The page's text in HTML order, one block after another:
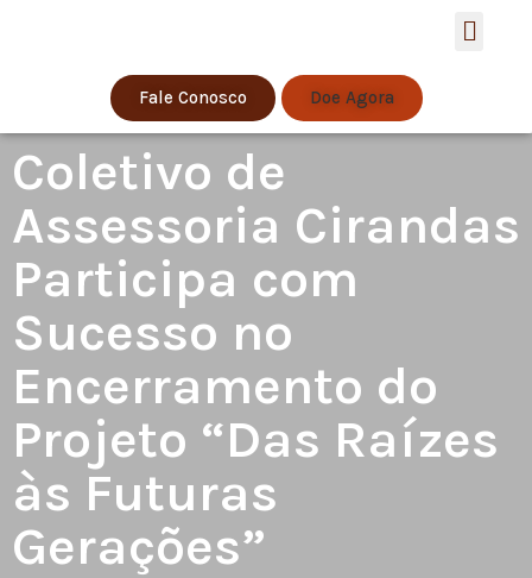
Fale Conosco Doe Agora
Coletivo de
Assessoria Cirandas
Participa com
Sucesso no
Encerramento do
Projeto “Das Raízes
às Futuras
Gerações”